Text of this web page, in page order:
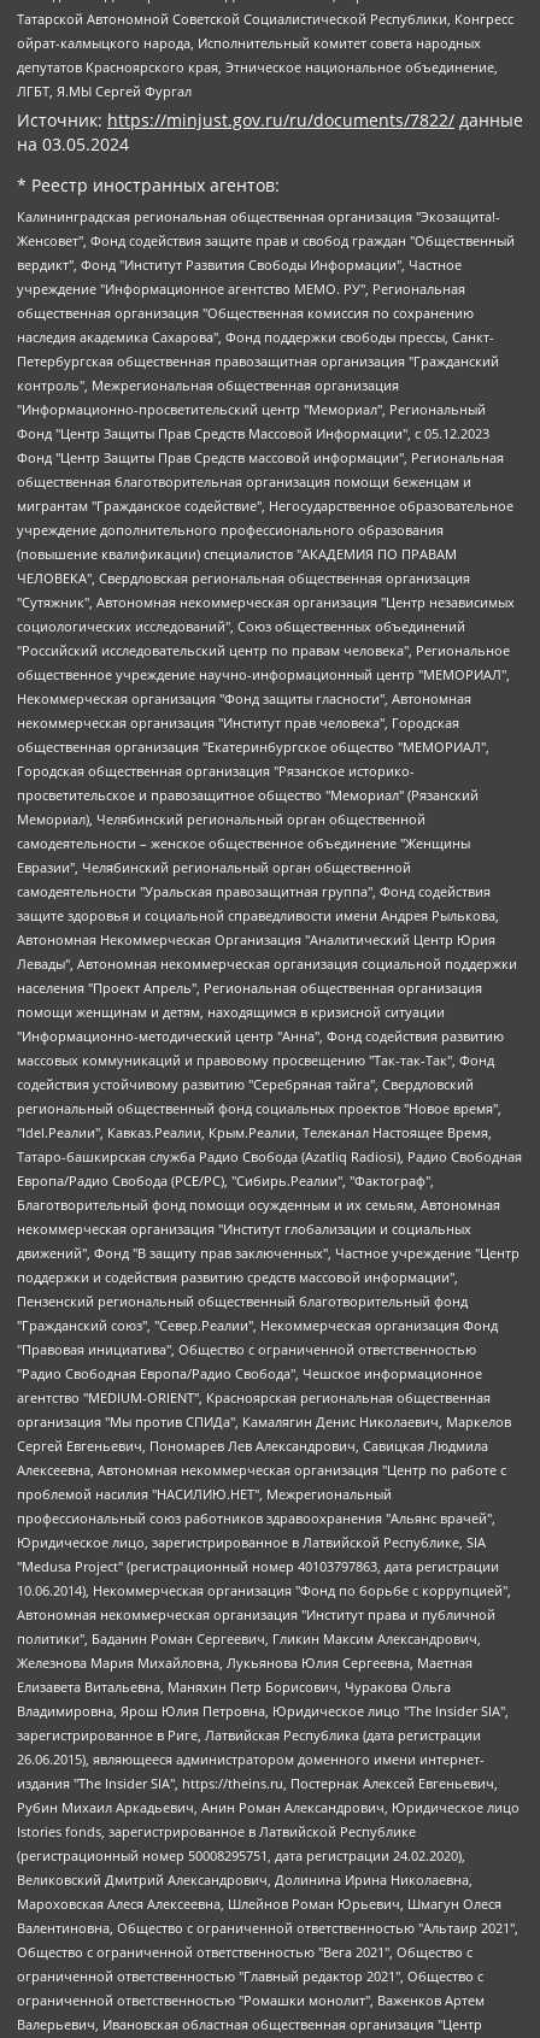
Татарской Автономной Советской Социалистической Республики, Конгресс
ойрат-калмыцкого народа, Исполнительный комитет совета народных
депутатов Красноярского края, Этническое национальное объединение,
ЛГБТ, Я.МЫ Сергей Фургал
Источник: https://minjust.gov.ru/ru/documents/7822/ данные
на 03.05.2024
* Реестр иностранных агентов:
Калининградская региональная общественная организация "Экозащита!-Женсовет", Фонд содействия защите прав и свобод граждан "Общественный вердикт", Фонд "Институт Развития Свободы Информации", Частное учреждение "Информационное агентство МЕМО. РУ", Региональная общественная организация "Общественная комиссия по сохранению наследия академика Сахарова", Фонд поддержки свободы прессы, Санкт-Петербургская общественная правозащитная организация "Гражданский контроль", Межрегиональная общественная организация "Информационно-просветительский центр "Мемориал", Региональный Фонд "Центр Защиты Прав Средств Массовой Информации", с 05.12.2023 Фонд "Центр Защиты Прав Средств массовой информации", Региональная общественная благотворительная организация помощи беженцам и мигрантам "Гражданское содействие", Негосударственное образовательное учреждение дополнительного профессионального образования (повышение квалификации) специалистов "АКАДЕМИЯ ПО ПРАВАМ ЧЕЛОВЕКА", Свердловская региональная общественная организация "Сутяжник", Автономная некоммерческая организация "Центр независимых социологических исследований", Союз общественных объединений "Российский исследовательский центр по правам человека", Региональное общественное учреждение научно-информационный центр "МЕМОРИАЛ", Некоммерческая организация "Фонд защиты гласности", Автономная некоммерческая организация "Институт прав человека", Городская общественная организация "Екатеринбургское общество "МЕМОРИАЛ", Городская общественная организация "Рязанское историко-просветительское и правозащитное общество "Мемориал" (Рязанский Мемориал), Челябинский региональный орган общественной самодеятельности – женское общественное объединение "Женщины Евразии", Челябинский региональный орган общественной самодеятельности "Уральская правозащитная группа", Фонд содействия защите здоровья и социальной справедливости имени Андрея Рылькова, Автономная Некоммерческая Организация "Аналитический Центр Юрия Левады", Автономная некоммерческая организация социальной поддержки населения "Проект Апрель", Региональная общественная организация помощи женщинам и детям, находящимся в кризисной ситуации "Информационно-методический центр "Анна", Фонд содействия развитию массовых коммуникаций и правовому просвещению "Так-так-Так", Фонд содействия устойчивому развитию "Серебряная тайга", Свердловский региональный общественный фонд социальных проектов "Новое время", "Idel.Реалии", Кавказ.Реалии, Крым.Реалии, Телеканал Настоящее Время, Татаро-башкирская служба Радио Свобода (Azatliq Radiosi), Радио Свободная Европа/Радио Свобода (PCE/PC), "Сибирь.Реалии", "Фактограф", Благотворительный фонд помощи осужденным и их семьям, Автономная некоммерческая организация "Институт глобализации и социальных движений", Фонд "В защиту прав заключенных", Частное учреждение "Центр поддержки и содействия развитию средств массовой информации", Пензенский региональный общественный благотворительный фонд "Гражданский союз", "Север.Реалии", Некоммерческая организация Фонд "Правовая инициатива", Общество с ограниченной ответственностью "Радио Свободная Европа/Радио Свобода", Чешское информационное агентство "MEDIUM-ORIENT", Красноярская региональная общественная организация "Мы против СПИДа", Камалягин Денис Николаевич, Маркелов Сергей Евгеньевич, Пономарев Лев Александрович, Савицкая Людмила Алексеевна, Автономная некоммерческая организация "Центр по работе с проблемой насилия "НАСИЛИЮ.НЕТ", Межрегиональный профессиональный союз работников здравоохранения "Альянс врачей", Юридическое лицо, зарегистрированное в Латвийской Республике, SIA "Medusa Project" (регистрационный номер 40103797863, дата регистрации 10.06.2014), Некоммерческая организация "Фонд по борьбе с коррупцией", Автономная некоммерческая организация "Институт права и публичной политики", Баданин Роман Сергеевич, Гликин Максим Александрович, Железнова Мария Михайловна, Лукьянова Юлия Сергеевна, Маетная Елизавета Витальевна, Маняхин Петр Борисович, Чуракова Ольга Владимировна, Ярош Юлия Петровна, Юридическое лицо "The Insider SIA", зарегистрированное в Риге, Латвийская Республика (дата регистрации 26.06.2015), являющееся администратором доменного имени интернет-издания "The Insider SIA", https://theins.ru, Постернак Алексей Евгеньевич, Рубин Михаил Аркадьевич, Анин Роман Александрович, Юридическое лицо Istories fonds, зарегистрированное в Латвийской Республике (регистрационный номер 50008295751, дата регистрации 24.02.2020), Великовский Дмитрий Александрович, Долинина Ирина Николаевна, Мароховская Алеся Алексеевна, Шлейнов Роман Юрьевич, Шмагун Олеся Валентиновна, Общество с ограниченной ответственностью "Альтаир 2021", Общество с ограниченной ответственностью "Вега 2021", Общество с ограниченной ответственностью "Главный редактор 2021", Общество с ограниченной ответственностью "Ромашки монолит", Важенков Артем Валерьевич, Ивановская областная общественная организация "Центр гендерных исследований", Гурман Юрий Альбертович, Медиапроект "ОВД-Инфо", Егоров Владимир Владимирович, Жилинский Владимир Александрович, Общество с ограниченной ответственностью "ЗП", Иванова София Юрьевна, Карезина Инна Павловна, Кильтау Екатерина Викторовна, Петров Алексей Викторович, Пискунов Сергей Евгеньевич, Смирнов Сергей Сергеевич, Тихонов Михаил Сергеевич, Общество с ограниченной ответственностью "ЖУРНАЛИСТ-ИНОСТРАННЫЙ АГЕНТ", Арапова Галина Юрьевна, Вольтская Татьяна Анатольевна, Американская компания "Mason G.E.S. Anonymous Foundation" (США), являющаяся владельцем интернет-издания https://mnews.world/, Компания "Stichting Bellingcat", зарегистрированная в Нидерландах (дата регистрации 11.07.2018), Захаров Андрей Вячеславович, Клепиковская Екатерина Дмитриевна, Общество с ограниченной ответственностью "МЕМО", Перл Роман Александрович, Симонов Евгений Алексеевич, Соловьева Елена Анатольевна, Сотников Даниил Владимирович, Сурначева Елизавета Дмитриевна, Автономная некоммерческая организация по защите прав человека и информированию населения "Якутия – Наше Мнение", Общество с ограниченной ответственностью "Москоу диджитал медиа", с 26.01.2023 Общество с ограниченной ответственностью "Чайка Белые сады", Ветошкина Валерия Валерьевна, Заговора Максим Александрович, Межрегиональное общественное движение "Российская ЛГБТ - сеть", Оленичев Максим Владимирович, Павлов Иван Юрьевич, Скворцова Елена Сергеевна, Общество с ограниченной ответственностью "Как бы инагент", Кочетков Игорь Викторович, Общество с ограниченной ответственностью "Честные выборы", Еланчик Олег Александрович, Общество с ограниченной ответственностью "Нобелевский призыв", Гималова Регина Эмилевна, Григорьев Андрей Валерьевич, Григорьева Алина Александровна, Ассоциация по содействию защите прав призывников, альтернативнослужащих и военнослужащих "Правозащитная группа "Гражданин.Армия.Право", Хисамова Регина Фаритовна, Автономная некоммерческая организация по реализации социально-правовых программ "Лилит", Дальневосточное общественное движение "Маяк", Санкт-Петербургская ЛГБТ-инициативная группа "Выход", Инициативная группа ЛГБТ+ "Реверс", Алексеев Андрей Викторович, Бекбулатова Таисия Львовна, Беляев Иван Михайлович, Владыкина Елена Сергеевна, Гельман Марат Александрович, Никульшина Вероника Юрьевна, Толоконникова Надежда Андреевна, Шендерович Виктор Анатольевич, Общество с ограниченной ответственностью "Данное сообщение", Общество с ограниченной ответственностью Издательский дом "Новая глава", Айнбиндер Александра Александровна, Московский комьюнити-центр для ЛГБТ+инициатив, Благотворительный фонд развития филантропии, Deutsche Welle (Германия, Kurt-Schumacher-Strasse 3, 53113 Bonn), Борзунова Мария Михайловна, Воробьев Виктор Викторович, Голубева Анна Львовна, Константинова Алла Михайловна, Малкова Ирина Владимировна, Мурадов Мурад Абдулгалимович, Осетинская Елизавета Николаевна, Понасенков Евгений Николаевич, Ганапольский Матвей Юрьевич, Киселев Евгений Алексеевич, Борухович Ирина Григорьевна, Дремин Иван Тимофеевич, Дубровский Дмитрий Викторович, Красноярская региональная общественная организация поддержки и развития альтернативных образовательных технологий и межкультурных коммуникаций "ИНТЕРРА", Маяковская Екатерина Алексеевна, Фейгин Марк Захарович, Филимонов Андрей Викторович, Дзугкоева Регина Николаевна, Доброхотов Роман Александрович, Дудь Юрий Александрович, Елкин Сергей Владимирович, Кругликов Кирилл Игоревич, Сабунаева Мария Леонидовна, Семенов Алексей Владимирович, Шаинян Карен Багратович, Шульман Екатерина Михайловна, Асафьев Артур Валерьевич, Вахштайн Виктор Семенович, Венедиктов Алексей Алексеевич, Лушникова Екатерина Евгеньевна, Волков Леонид Михайлович, Невзоров Александр Глебович, Пархоменко Сергей Борисович, Сироткин Ярослав Николаевич, Кара-Мурза Владимир Владимирович, Баранова Наталья Владимировна, Гозман Леонид Яковлевич, Кагарлицкий Борис Юльевич, Климарев Михаил Валерьевич, Милов Владимир Станиславович, Автономная некоммерческая организация Краснодарский центр современного искусства "Типография", Моргенштерн Алишер Тагирович, Соболь Любовь Эдуардовна, Общество с ограниченной ответственностью "ЛИЗА НОРМ", Каспаров Гарри Кимович, Ходорковский Михаил Борисович, Общество с ограниченной ответственностью "Апрельские тезисы", Данилович Ирина Брониславовна, Кашин Олег Владимирович, Петров Николай Владимирович, Пивоваров Алексей Владимирович, Соколов Михаил Владимирович, Цветкова Юлия Владимировна, Чичваркин Евгений Александрович, Комитет против пыток/Команда против пыток, Общество с ограниченной ответственностью "Первый научный", Общество с ограниченной ответственностью "Вертолет и ко", Белоцерковская Вероника Борисовна, Кац Максим Евгеньевич, Лазарева Татьяна Юрьевна, Шаведдинов Руслан Табризович, Яшин Илья Валерьевич, Общество с ограниченной ответственностью "Иноагент ААВ", Алешковский Дмитрий Петрович, Альбац Евгения Марковна, Быков Дмитрий Львович, Галямина Юлия Евгеньевна, Лойко Сергей Леонидович, Мартынов Кирилл Константинович, Медведев Сергей Александрович, Крашенинников Федор Геннадиевич, Гордеева Катерина Вл